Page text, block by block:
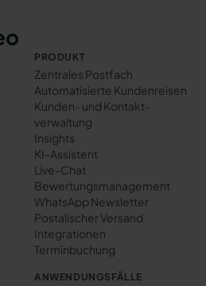
PRODUKT
Zentrales Postfach
Automatisierte Kundenreisen
Kunden- und Kontakt­
verwaltung
Insights
KI-Assistent
Live-Chat
Bewertungs­management
WhatsApp Newsletter
Postalischer Versand
Integrationen
Terminbuchung
ANWENDUNGSFÄLLE